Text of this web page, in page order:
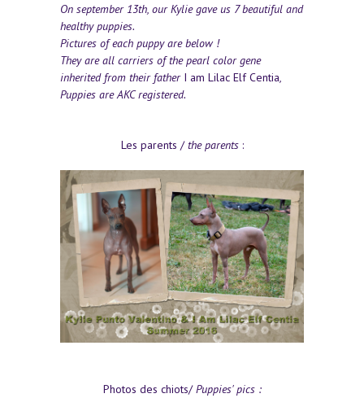
On september 13th, our Kylie gave us 7 beautiful and
healthy puppies.
Pictures of each puppy are below !
They are all carriers of the pearl color gene
inherited from their father I am Lilac Elf Centia,
Puppies are AKC registered.
Les parents /the parents:
Photos des chiots/Puppies' pics :